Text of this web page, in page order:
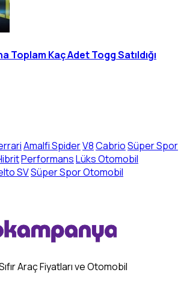
Toplam Kaç Adet Togg Satıldığı
Amalfi SpiderV8CabrioSüper Spor
PerformansLüks Otomobil
SVSüper Spor Otomobil
Araç Fiyatları ve Otomobil